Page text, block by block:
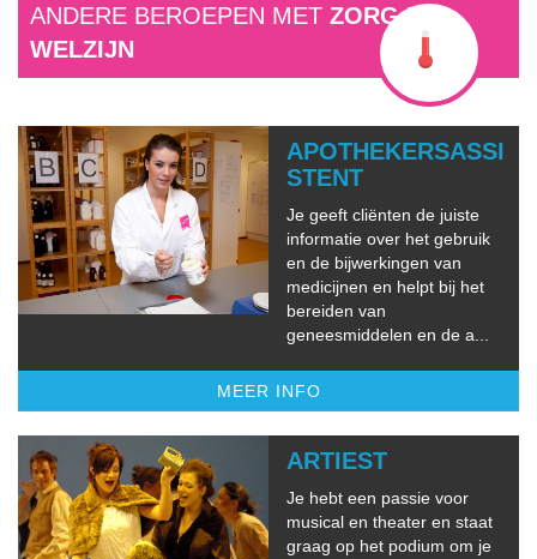
ANDERE BEROEPEN MET ZORG EN
WELZIJN
APOTHEKERSASSI
STENT
Je geeft cliënten de juiste
informatie over het gebruik
en de bijwerkingen van
medicijnen en helpt bij het
bereiden van
geneesmiddelen en de a...
MEER INFO
ARTIEST
Je hebt een passie voor
musical en theater en staat
graag op het podium om je